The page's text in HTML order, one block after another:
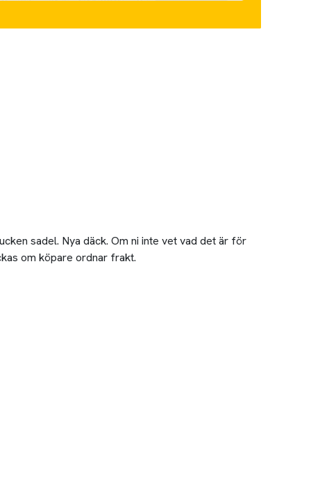
sadel. Nya däck. Om ni inte vet vad det är för
om köpare ordnar frakt.